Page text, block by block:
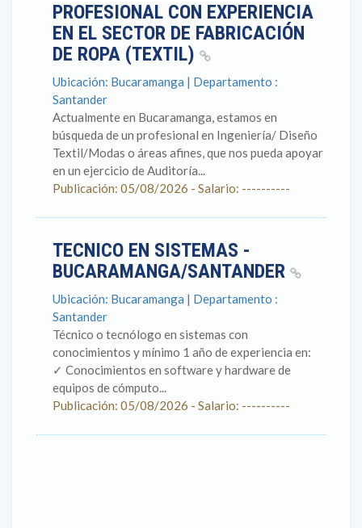
PROFESIONAL CON EXPERIENCIA
EN EL SECTOR DE FABRICACIÓN
DE ROPA (TEXTIL)
Ubicación: Bucaramanga | Departamento :
Santander
Actualmente en Bucaramanga, estamos en
búsqueda de un profesional en Ingeniería/ Diseño
Textil/Modas o áreas afines, que nos pueda apoyar
en un ejercicio de Auditoría...
Publicación: 05/08/2026 - Salario: ----------
TECNICO EN SISTEMAS -
BUCARAMANGA/SANTANDER
Ubicación: Bucaramanga | Departamento :
Santander
Técnico o tecnólogo en sistemas con
conocimientos y mínimo 1 año de experiencia en: ​
✓ Conocimientos en software y hardware de
equipos de cómputo...
Publicación: 05/08/2026 - Salario: ----------